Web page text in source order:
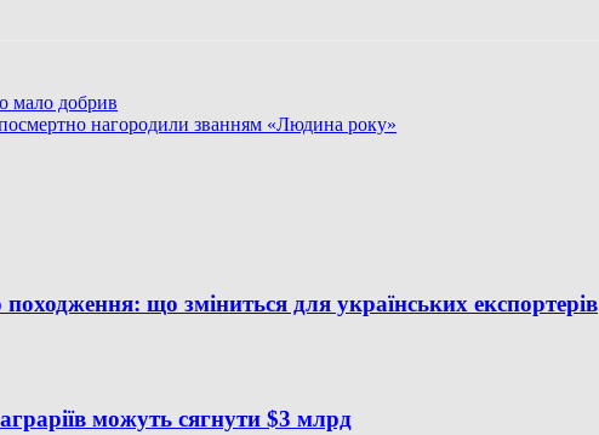
мало добрив
нагородили званням «Людина року»
що зміниться для українських експортерів
можуть сягнути $3 млрд